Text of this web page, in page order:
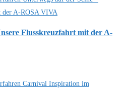
Flusskreuzfahrt mit der A-